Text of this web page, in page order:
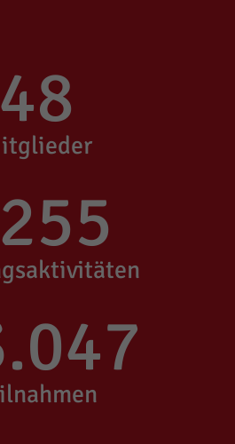
48